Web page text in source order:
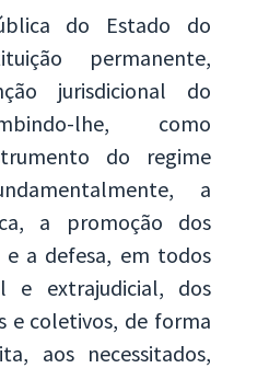
do Estado do
permanente,
jurisdicional do
lhe, como
do regime
a
a promoção dos
e a defesa, em todos
e extrajudicial, dos
e coletivos, de forma
aos necessitados,